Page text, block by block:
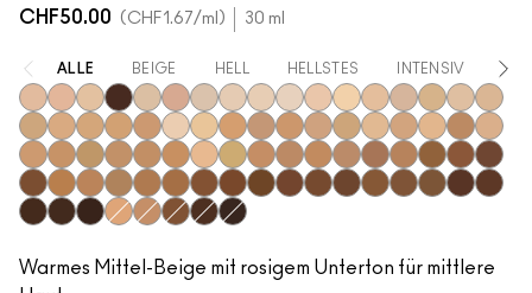
CHF50.00 CHF1.67/ml 30 ml
ALLE BEIGE HELL HELLSTES INTENSIV
N18N11N10NW63
NC5N12NC10NW5NW10NC12N4 NC13NW13N4.5NC15N4.75NC16
NC17NC18NW15NC20NW18C4C40NC25NW20
NW22NC27NC30
N5 N6 C3.5NW25
N6.5
NC35NC37NC38NC40NC41NC42C4.5C45NC43.5
NC44NC44.5
NW30
NW33NW35NW40NW43
NW44
NW45
C8NC45NC45.5
NC46NC47NC50NW46NW47
Warmes Mittel-Beige mit rosigem Unterton für mittlere